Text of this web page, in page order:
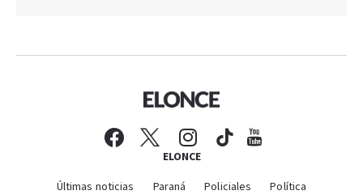
ELONCE
Últimas noticias Paraná Policiales
Política